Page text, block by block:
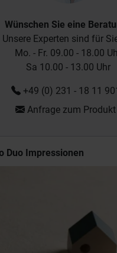
Wünschen Sie eine
Unsere Experten sind für
Mo. - Fr. 09.00 - 18.00
Sa 10.00 - 13.00 Uhr
+49 (0) 231 - 18 11
Anfrage zum Produkt
Duo Impressionen